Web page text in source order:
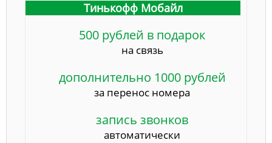
Тинькофф Мобайл
500 рублей в подарок
на связь
дополнительно 1000 рублей
за перенос номера
запись звонков
автоматически